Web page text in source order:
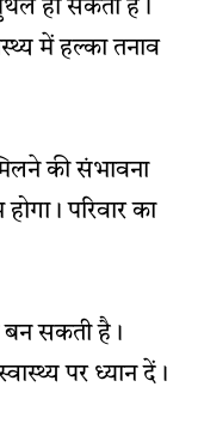
हो सकती है।
में हल्का तनाव
की संभावना
परिवार का
बन सकती है।
पर ध्यान दें।